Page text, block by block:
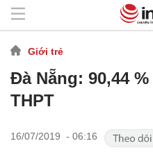
Giới trẻ
Đà Nẵng: 90,44
THPT
16/07/2019 - 06:16